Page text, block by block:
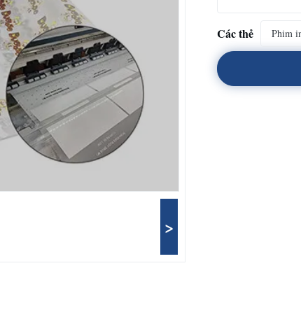
>
Các thẻ Phim